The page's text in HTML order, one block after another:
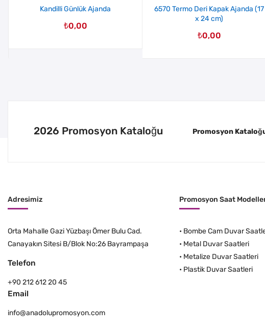
Kandilli Günlük Ajanda
₺0,00
6570 Termo Deri Kapak Ajanda (17
x 24 cm)
₺0,00
2026 Promosyon Kataloğu Promosyon
Adresimiz
Orta Mahalle Gazi Yüzbaşı Ömer Bulu Cad.
Canayakın Sitesi B/Blok No:26 Bayrampaşa
Telefon
+90 212 612 20 45
Email
info@anadolupromosyon.com
Promosyon Saat
• Bombe Cam Duvar
• Metal Duvar Saatleri
• Metalize Duvar Saatleri
• Plastik Duvar Saatleri